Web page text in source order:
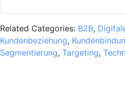
Related Categories: B2B,
Kundenbeziehung,
Segmentierung, Targeting,